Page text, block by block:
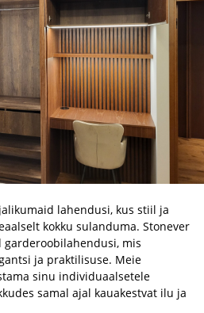
lahendusi, kus stiil ja
kokku sulanduma. Stonever
mis
ja praktilisuse. Meie
sinu individuaalsetele
samal ajal kauakestvat ilu ja